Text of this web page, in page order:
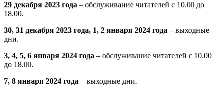
29 декабря 2023 года – обслуживание читателей с 10.00 до
18.00.
30, 31 декабря 2023 года, 1, 2 января 2024 года – выходные
дни.
3, 4, 5, 6 января 2024 года – обслуживание читателей с 10.00
до 18.00.
7, 8 января 2024 года – выходные дни.